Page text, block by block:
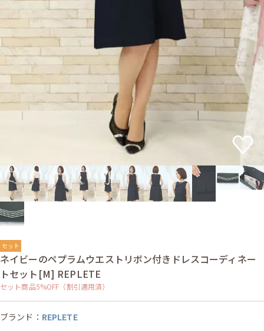
セット
ネイビーのペプラムウエストリボン付きドレスコーディネー
トセット[M] REPLETE
セット商品5%OFF（割引適用済）
ブランド： REPLETE